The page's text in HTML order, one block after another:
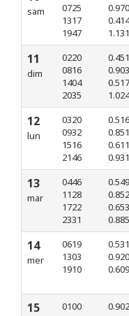
sam
0725
1317
1947
0.970
0.414
1.131
11
dim
0220
0816
1404
2035
0.451
0.903
0.517
1.024
12
lun
0320
0932
1516
2146
0.516
0.851
0.611
0.931
13
mar
0446
1128
1722
2331
0.549
0.852
0.653
0.885
14
mer
0619
1303
1910
0.531
0.920
0.609
15
0100
0.902